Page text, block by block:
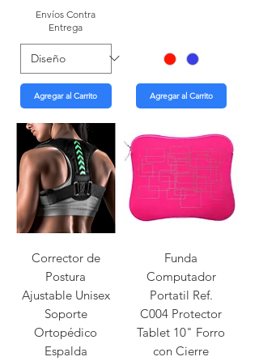
Envíos Contra
Entrega
Agregar al Carrito Agregar al Carrito
Corrector de
Postura
Ajustable Unisex
Soporte
Ortopédico
Espalda
Funda
Computador
Portatil Ref.
C004 Protector
Tablet 10" Forro
con Cierre